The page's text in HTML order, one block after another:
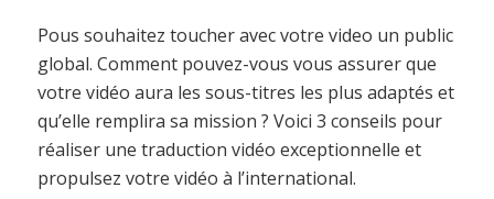
Pous souhaitez toucher avec votre video un public
global. Comment pouvez-vous vous assurer que
votre vidéo aura les sous-titres les plus adaptés et
qu’elle remplira sa mission ? Voici 3 conseils pour
réaliser une traduction vidéo exceptionnelle et
propulsez votre vidéo à l’international.